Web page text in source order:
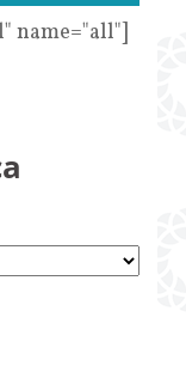
name="all"]